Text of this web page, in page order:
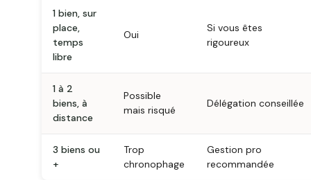
1 bien, sur
place,
temps
libre
Oui
Si vous êtes
rigoureux
1 à 2
biens, à
distance
Possible
mais risqué
Délégation conseillée
3 biens ou
+
Trop
chronophage
Gestion pro
recommandée